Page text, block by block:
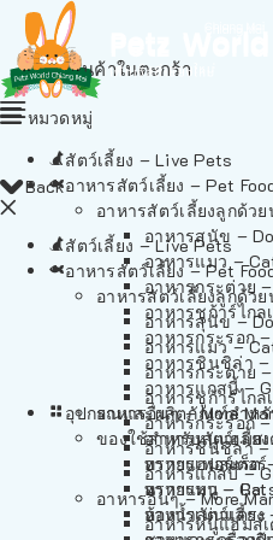
ไม่มีสินค้าในตะกร้า
Back
สัตว์เลี้ยง – Live Pets
อาหารสัตว์เลี้ยง – Pet
อาหารสัตว์เลี้ยงลูกด้ว
อาหารสุนัข –
อาหารแมว –
อาหารกระต่าย
อาหารชูก้าร์ไกล
อาหารกระรอก
อาหารชินชิล่า –
อาหารแกสบี้ –
อาหารอื่นๆ – More
อาหารหนูแฮมสเ
หมวดหมู่
สัตว์เลี้ยง – Live Pets
อาหารสัตว์เลี้ยง – Pet
อาหารสัตว์เลี้ยงลูกด้ว
อาหารสุนัข –
อาหารแมว –
อาหารกระต่าย
อาหารชูก้าร์ไกล
อาหารกระรอก
อาหารชินชิล่า –
อาหารแกสบี้ –
อาหารอื่นๆ – More
อาหารหนูแฮมสเ
อาหารเฟอร์เร็ต
อาหารหนู –
อาหารเม่นแคระ
อุปกรณและผลิตภัณฑ์สำหรั
ของใช้สำหรับสัตว์เลี้ย
ทรายแฮมสเตอร์
ทรายแมว – Cat
ห้องน้ำสัตว์เลี้ย